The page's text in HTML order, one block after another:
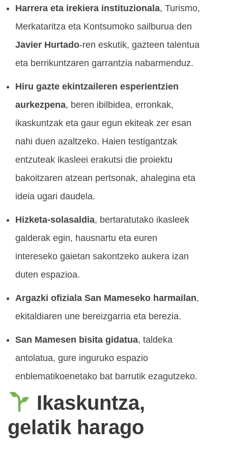
Harrera eta irekiera instituzionala, Turismo,
Merkataritza eta Kontsumoko sailburua den
Javier Hurtado-ren eskutik, gazteen talentua
eta berrikuntzaren garrantzia nabarmenduz.
Hiru gazte ekintzaileren esperientzien
aurkezpena, beren ibilbidea, erronkak,
ikaskuntzak eta gaur egun ekiteak zer esan
nahi duen azaltzeko. Haien testigantzak
entzuteak ikasleei erakutsi die proiektu
bakoitzaren atzean pertsonak, ahalegina eta
ideia ugari daudela.
Hizketa-solasaldia, bertaratutako ikasleek
galderak egin, hausnartu eta euren
intereseko gaietan sakontzeko aukera izan
duten espazioa.
Argazki ofiziala San Mameseko harmailan,
ekitaldiaren une bereizgarria eta berezia.
San Mamesen bisita gidatua, taldeka
antolatua, gure inguruko espazio
enblematikoenetako bat barrutik ezagutzeko.
Ikaskuntza,
gelatik harago